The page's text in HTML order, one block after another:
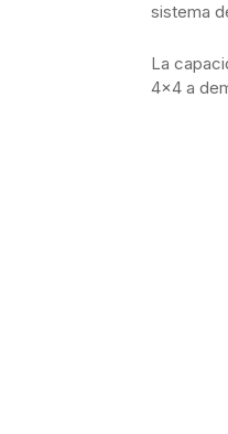
sistema
La
4×4 a